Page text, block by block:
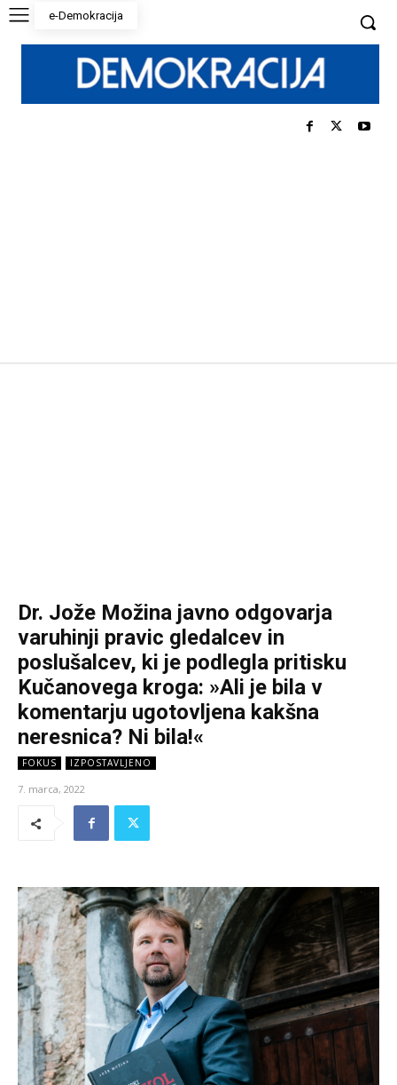
e-Demokracija
Dr. Jože Možina javno odgovarja
varuhinji pravic gledalcev in
poslušalcev, ki je podlegla pritisku
Kučanovega kroga: »Ali je bila v
komentarju ugotovljena kakšna
neresnica? Ni bila!«
FOKUS IZPOSTAVLJENO
7. marca, 2022